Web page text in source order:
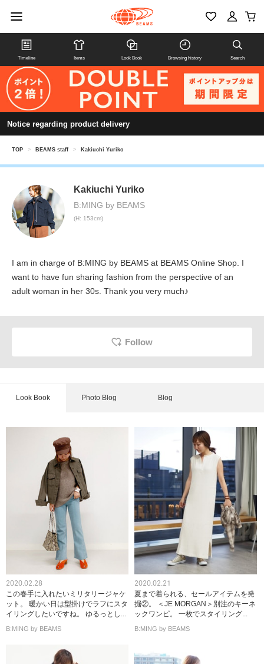
Timeline Items Look Book Browsing history Search
Notice regarding product delivery
TOP > BEAMS staff > Kakiuchi Yuriko
Kakiuchi Yuriko
B:MING by BEAMS
(H: 153cm)
I am in charge of B:MING by BEAMS at BEAMS Online Shop. I
want to have fun sharing fashion from the perspective of an
adult woman in her 30s. Thank you very much♪
Follow
Look Book Photo Blog Blog
2020.02.28
この春手に入れたいミリタリージャケ
ット。 暖かい日は型掛けでラフにスタ
イリングしたいですね。 ゆるっとし...
B:MING by BEAMS
2020.02.21
夏まで着られる、セールアイテムを発
掘②。 ＜JE MORGAN＞別注のキーネ
ックワンピ。 一枚でスタイリング...
B:MING by BEAMS